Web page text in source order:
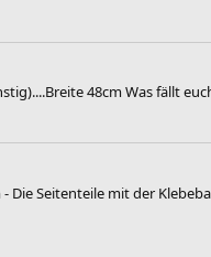
48cm Was fällt
Die Seitenteile mit der